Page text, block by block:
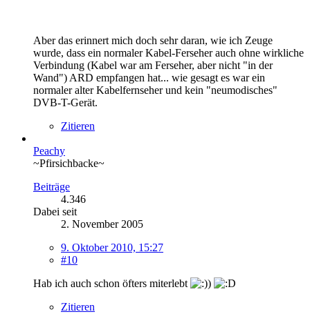
Aber das erinnert mich doch sehr daran, wie ich Zeuge
wurde, dass ein normaler Kabel-Ferseher auch ohne wirkliche
Verbindung (Kabel war am Ferseher, aber nicht "in der
Wand") ARD empfangen hat... wie gesagt es war ein
normaler alter Kabelfernseher und kein "neumodisches"
DVB-T-Gerät.
Zitieren
Peachy
~Pfirsichbacke~
Beiträge
4.346
Dabei seit
2. November 2005
9. Oktober 2010, 15:27
#10
Hab ich auch schon öfters miterlebt
Zitieren